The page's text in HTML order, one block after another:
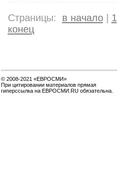
Страницы: в начало| 1
конец
© 2008-2021 «ЕВРОСМИ»
При цитировании материалов прямая
гиперссылка на ЕВРОСМИ.RU обязательна.